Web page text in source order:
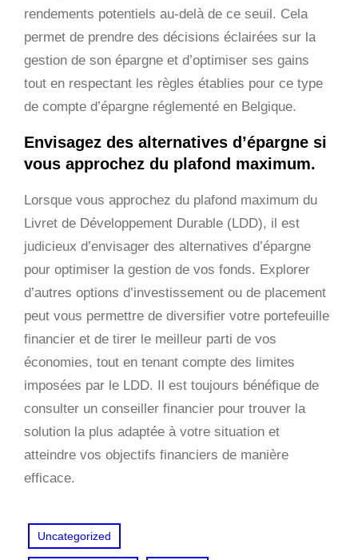
rendements potentiels au-delà de ce seuil. Cela
permet de prendre des décisions éclairées sur la
gestion de son épargne et d’optimiser ses gains
tout en respectant les règles établies pour ce type
de compte d’épargne réglementé en Belgique.
Envisagez des alternatives d’épargne si
vous approchez du plafond maximum.
Lorsque vous approchez du plafond maximum du
Livret de Développement Durable (LDD), il est
judicieux d’envisager des alternatives d’épargne
pour optimiser la gestion de vos fonds. Explorer
d’autres options d’investissement ou de placement
peut vous permettre de diversifier votre portefeuille
financier et de tirer le meilleur parti de vos
économies, tout en tenant compte des limites
imposées par le LDD. Il est toujours bénéfique de
consulter un conseiller financier pour trouver la
solution la plus adaptée à votre situation et
atteindre vos objectifs financiers de manière
efficace.
Uncategorized